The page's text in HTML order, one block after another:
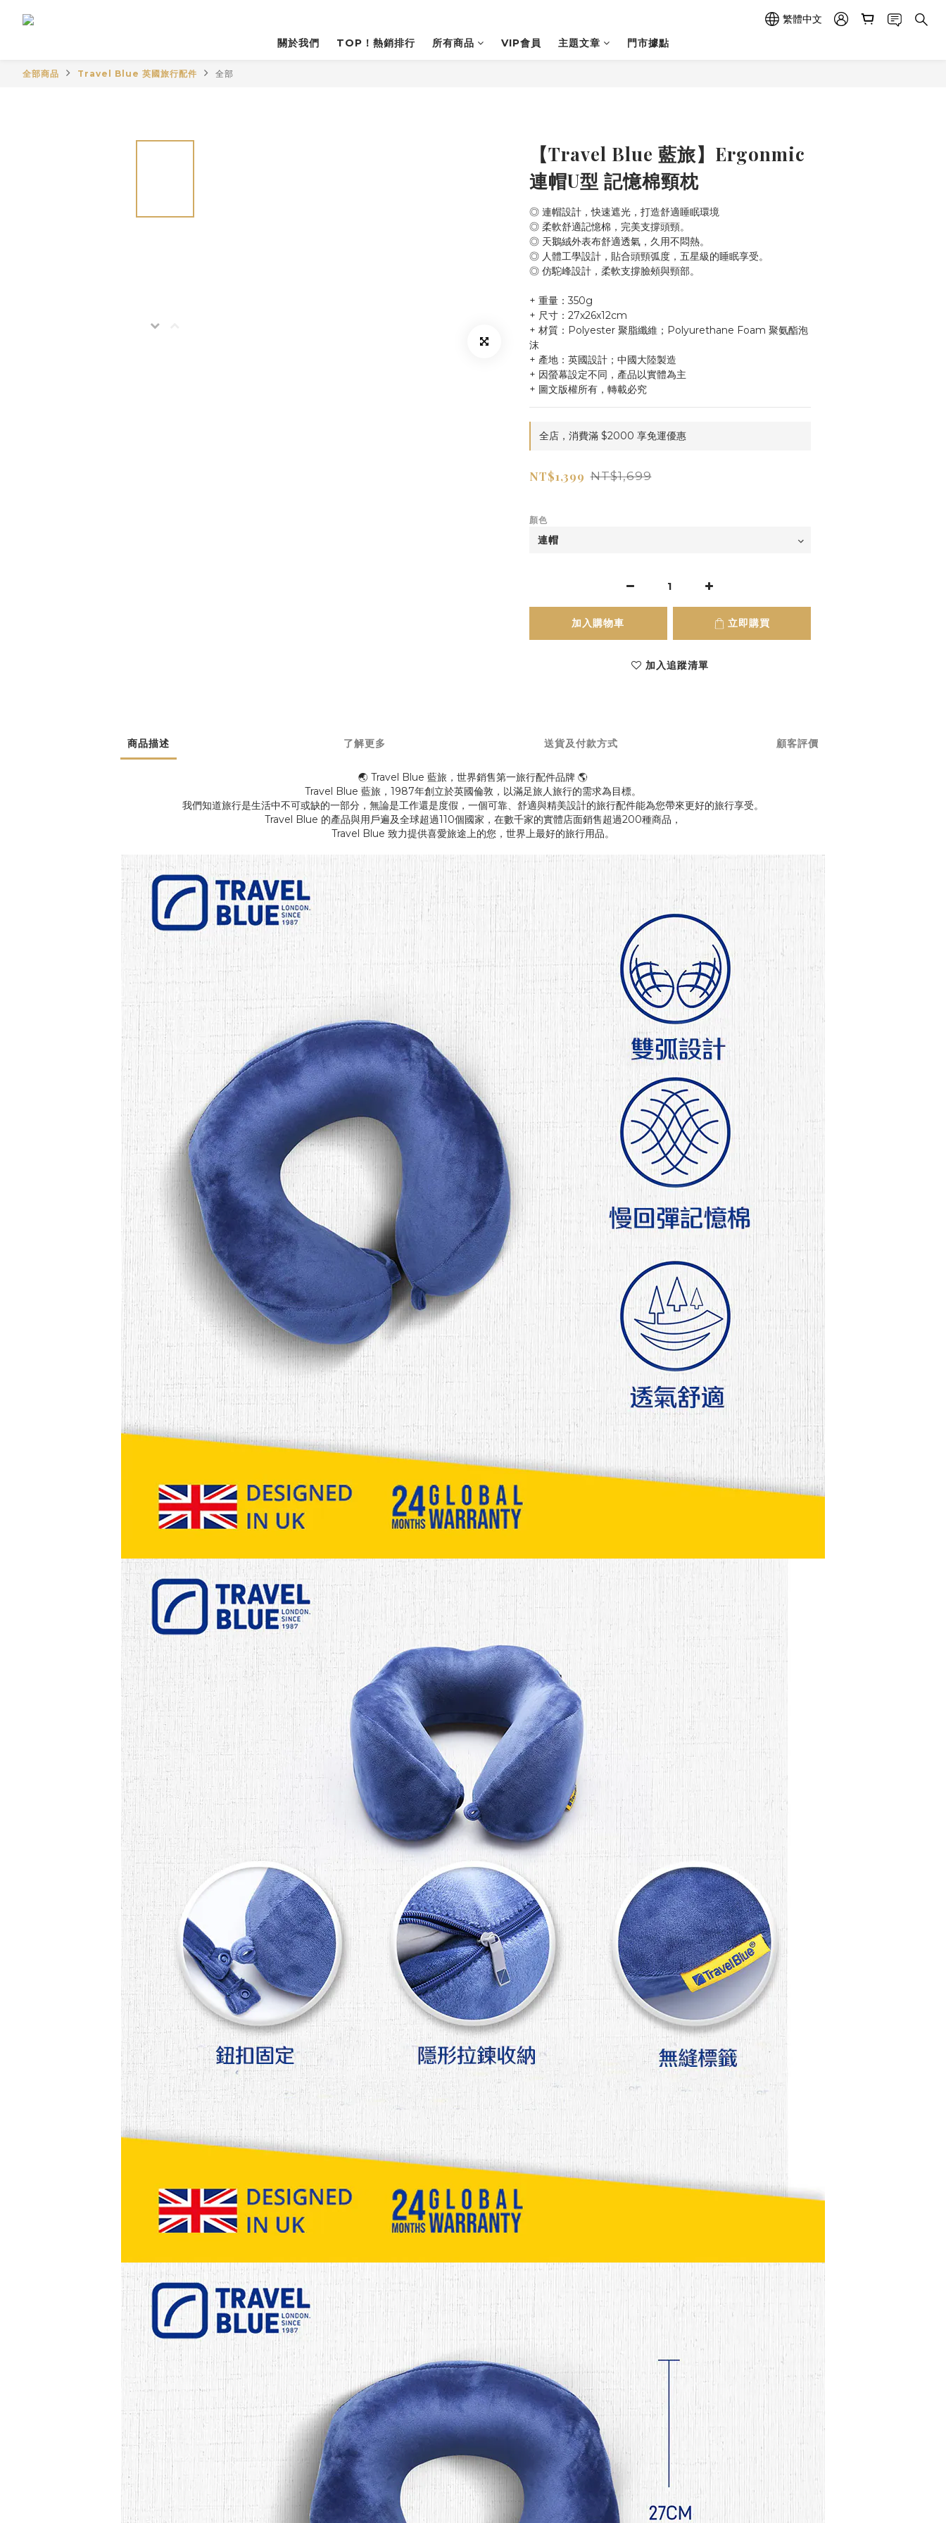
繁體中文
關於我們
TOP！熱銷排行 所有商品 VIP會員 主題文章 門市據點
全部商品 Travel Blue 英國旅行配件 全部
【Travel Blue 藍旅】Ergonmic
連帽U型 記憶棉頸枕
◎ 連帽設計，快速遮光，打造舒適睡眠環境
◎ 柔軟舒適記憶棉，完美支撐頭頸。
◎ 天鵝絨外表布舒適透氣，久用不悶熱。
◎ 人體工學設計，貼合頭頸弧度，五星級的睡眠享受。
◎ 仿駝峰設計，柔軟支撐臉頰與頸部。
+ 重量：350g
+ 尺寸：27x26x12cm
+ 材質：Polyester 聚脂纖維；Polyurethane Foam 聚氨酯泡
沫
+ 產地：英國設計；中國大陸製造
+ 因螢幕設定不同，產品以實體為主
+ 圖文版權所有，轉載必究
全店，消費滿 $2000 享免運優惠
NT$1,399 NT$1,699
顏色
加入購物車 立即購買
加入追蹤清單
商品描述 了解更多 送貨及付款方式 顧客評價
🌏 Travel Blue 藍旅，世界銷售第一旅行配件品牌 🌎
Travel Blue 藍旅，1987年創立於英國倫敦，以滿足旅人旅行的需求為目標。
我們知道旅行是生活中不可或缺的一部分，無論是工作還是度假，一個可靠、舒適與精美設計的旅行配件能為您帶來更好的旅行享受。
Travel Blue 的產品與用戶遍及全球超過110個國家，在數千家的實體店面銷售超過200種商品，
Travel Blue 致力提供喜愛旅途上的您，世界上最好的旅行用品。